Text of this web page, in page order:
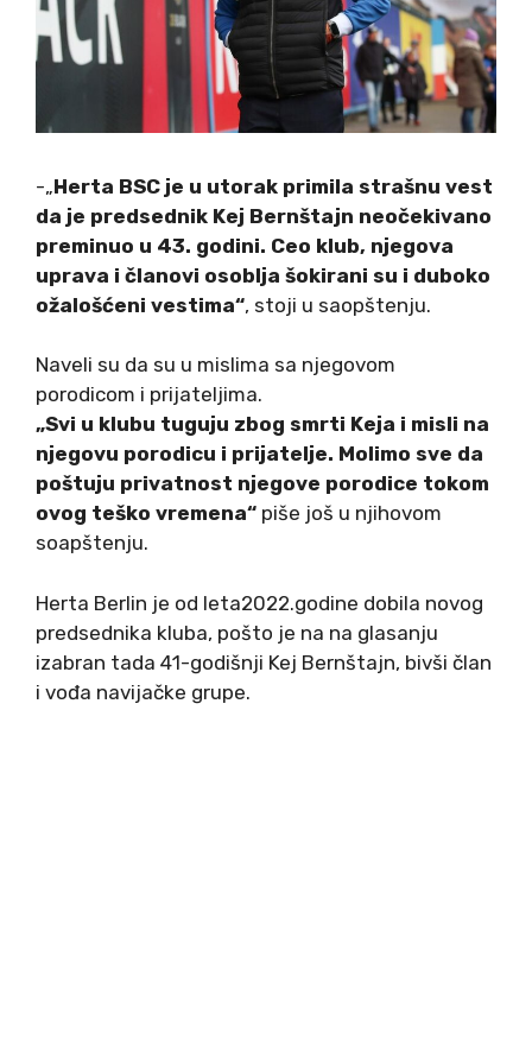
-„Herta BSC je u utorak primila strašnu vest
da je predsednik Kej Bernštajn neočekivano
preminuo u 43. godini. Ceo klub, njegova
uprava i članovi osoblja šokirani su i duboko
ožalošćeni vestima“, stoji u saopštenju.
Naveli su da su u mislima sa njegovom
porodicom i prijateljima.
„Svi u klubu tuguju zbog smrti Keja i misli na
njegovu porodicu i prijatelje. Molimo sve da
poštuju privatnost njegove porodice tokom
ovog teško vremena“ piše još u njihovom
soapštenju.
Herta Berlin je od leta2022.godine dobila novog
predsednika kluba, pošto je na na glasanju
izabran tada 41-godišnji Kej Bernštajn, bivši član
i vođa navijačke grupe.